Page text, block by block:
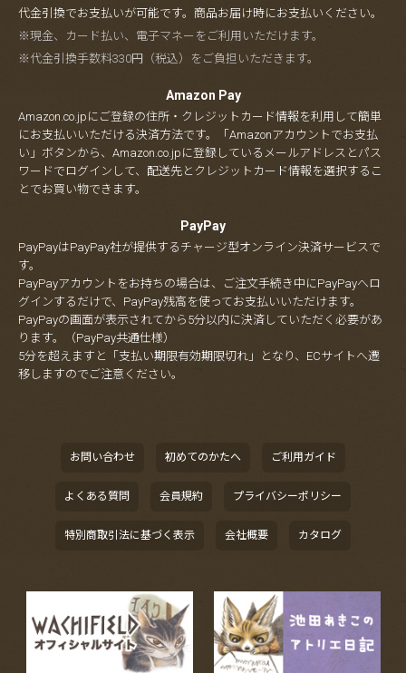
代金引換でお支払いが可能です。商品お届け時にお支払いください。
※現金、カード払い、電子マネーをご利用いただけます。
※代金引換手数料330円（税込）をご負担いただきます。
Amazon Pay
Amazon.co.jpにご登録の住所・クレジットカード情報を利用して簡単
にお支払いいただける決済方法です。「Amazonアカウントでお支払
い」ボタンから、Amazon.co.jpに登録しているメールアドレスとパス
ワードでログインして、配送先とクレジットカード情報を選択するこ
とでお買い物できます。
PayPay
PayPayはPayPay社が提供するチャージ型オンライン決済サービスで
す。
PayPayアカウントをお持ちの場合は、ご注文手続き中にPayPayへロ
グインするだけで、PayPay残高を使ってお支払いいただけます。
PayPayの画面が表示されてから5分以内に決済していただく必要があ
ります。（PayPay共通仕様）
5分を超えますと「支払い期限有効期限切れ」となり、ECサイトへ遷
移しますのでご注意ください。
お問い合わせ 初めてのかたへ ご利用ガイド
よくある質問 会員規約 プライバシーポリシー
特別商取引法に基づく表示 会社概要 カタログ